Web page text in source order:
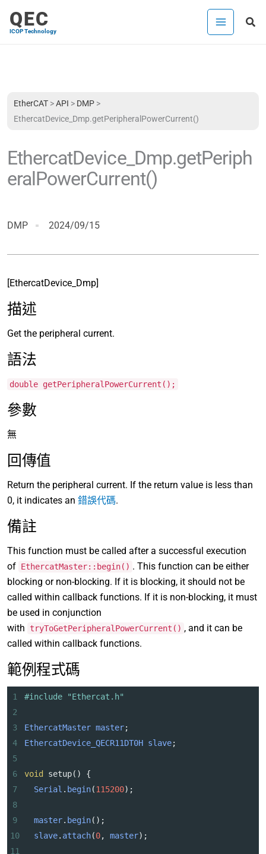
QEC
ICOP Technology
搜
EtherCAT >API > DMP >
EthercatDevice_Dmp.getPeripheralPowerCurrent()
EthercatDevice_Dmp.getPeriph
eralPowerCurrent()
DMP 2024/09/15
[EthercatDevice_Dmp]
描述
Get the peripheral current.
語法
double getPeripheralPowerCurrent();
參數
無
回傳值
Return the peripheral current. If the return value is less than
0, it indicates an 錯誤代碼.
備註
This function must be called after a successful execution
of EthercatMaster::begin() . This function can be either
blocking or non-blocking. If it is blocking, it should not be
called within callback functions. If it is non-blocking, it must
be used in conjunction
with
tryToGetPeripheralPowerCurrent() , and it can be
called within callback functions.
範例程式碼
1
#include "Ethercat.h"
2
3
EthercatMaster master;
4
EthercatDevice_QECR11DT0H slave;
5
6
void setup() {
7
Serial . begin(115200);
8
9
master. begin();
10
slave. attach(0, master);
11